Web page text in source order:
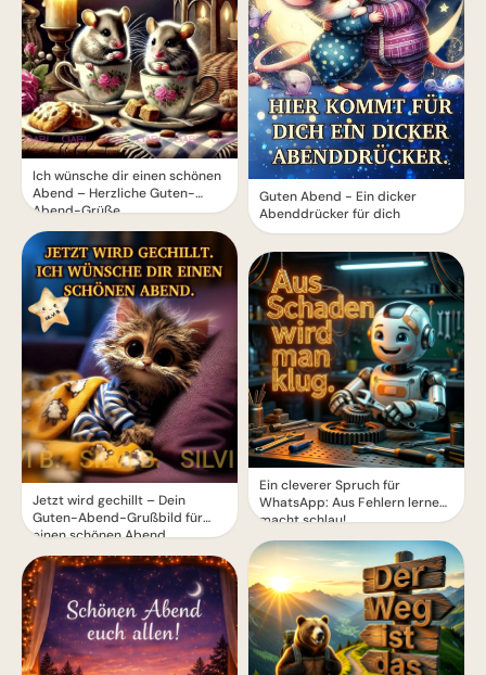
Ich wünsche dir einen schönen
Abend – Herzliche Guten-
Abend-Grüße
Jetzt wird gechillt – Dein
Guten-Abend-Grußbild für
einen schönen Abend
Guten Abend - Ein dicker
Abenddrücker für dich
Ein cleverer Spruch für
WhatsApp: Aus Fehlern lernen
macht schlau!